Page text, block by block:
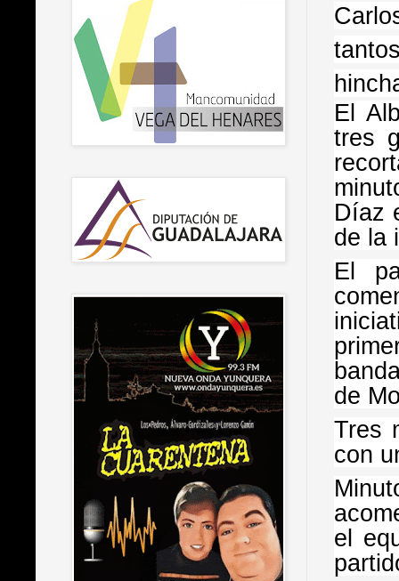
El
tres
Díaz
de la
El
de
Tres
con
el